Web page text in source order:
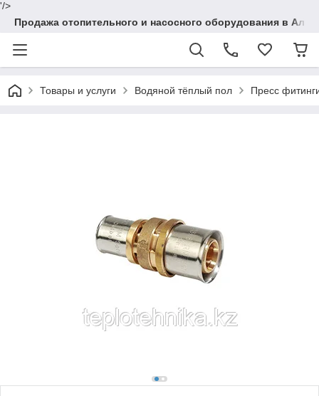
'/>
Продажа отопительного и насосного оборудования в
Товары и услуги Водяной тёплый пол Пресс